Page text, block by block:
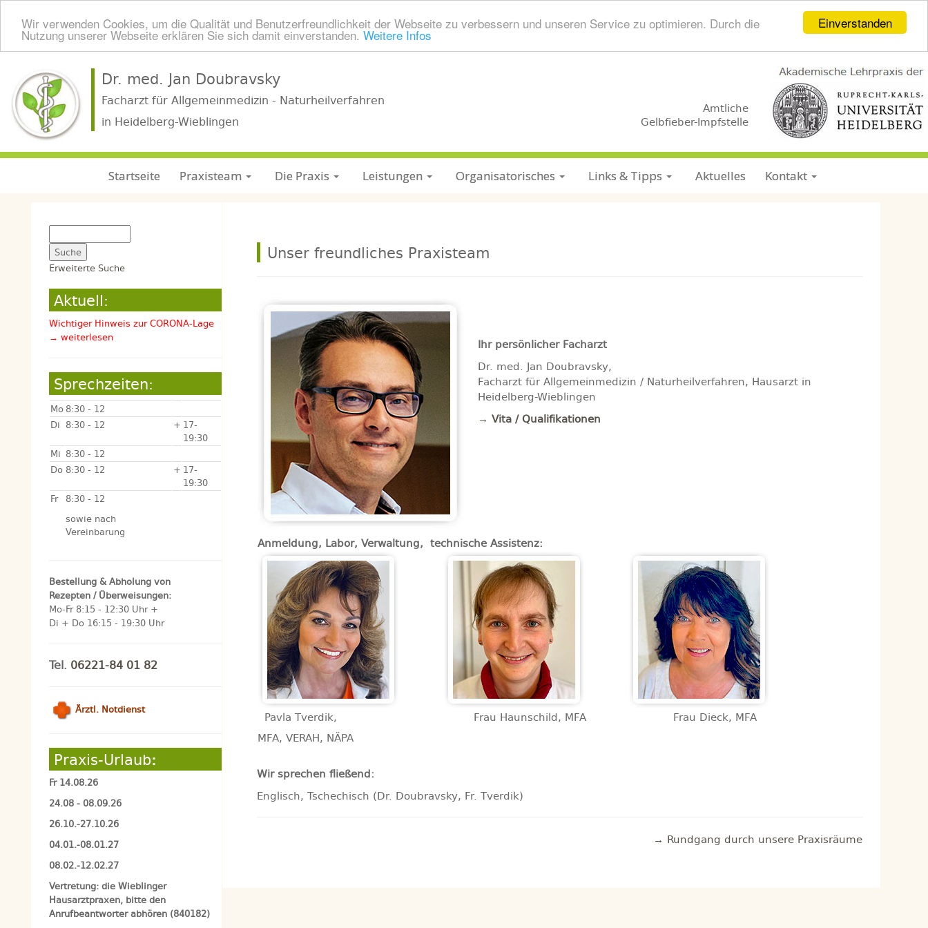
Einverstanden
Wir verwenden Cookies, um die Qualität und Benutzerfreundlichkeit der Webseite zu verbessern und unseren Service zu optimieren. Durch die
Nutzung unserer Webseite erklären Sie sich damit einverstanden. Weitere Infos
Dr. med. Jan Doubravsky
Facharzt für Allgemeinmedizin - Naturheilverfahren
in Heidelberg-Wieblingen
Amtliche
Gelbfieber-Impfstelle
Startseite Praxisteam Die Praxis Leistungen Organisatorisches Links & Tipps Aktuelles Kontakt
Erweiterte Suche
Aktuell:
Wichtiger Hinweis zur CORONA-Lage
→ weiterlesen
Sprechzeiten:
Mo 8:30 - 12
Di 8:30 - 12 + 17-
19:30
Mi 8:30 - 12
Do 8:30 - 12 + 17-
19:30
Fr 8:30 - 12
sowie nach
Vereinbarung
Bestellung & Abholung von
Rezepten / Überweisungen:
Mo-Fr 8:15 - 12:30 Uhr +
Di + Do 16:15 - 19:30 Uhr
Tel. 06221-84 01 82
Ärztl. Notdienst
Praxis-Urlaub:
Fr 14.08.26
24.08 - 08.09.26
26.10.-27.10.26
04.01.-08.01.27
08.02.-12.02.27
Vertretung: die Wieblinger
Hausarztpraxen, bitte den
Anrufbeantworter abhören (840182)
Unser freundliches Praxisteam
Ihr persönlicher Facharzt
Dr. med. Jan Doubravsky,
Facharzt für Allgemeinmedizin / Naturheilverfahren, Hausarzt in
Heidelberg-Wieblingen
→ Vita / Qualifikationen
Anmeldung, Labor, Verwaltung, technische Assistenz:
Pavla Tverdik,
MFA, VERAH, NÄPA
Frau Haunschild, MFA Frau Dieck, MFA
Wir sprechen fließend:
Englisch, Tschechisch (Dr. Doubravsky, Fr. Tverdik)
→ Rundgang durch unsere Praxisräume